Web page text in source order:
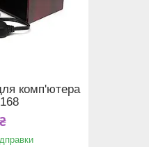
комп'ютера